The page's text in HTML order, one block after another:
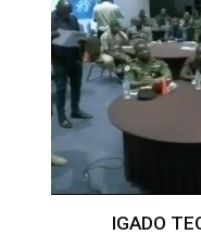
IGADO